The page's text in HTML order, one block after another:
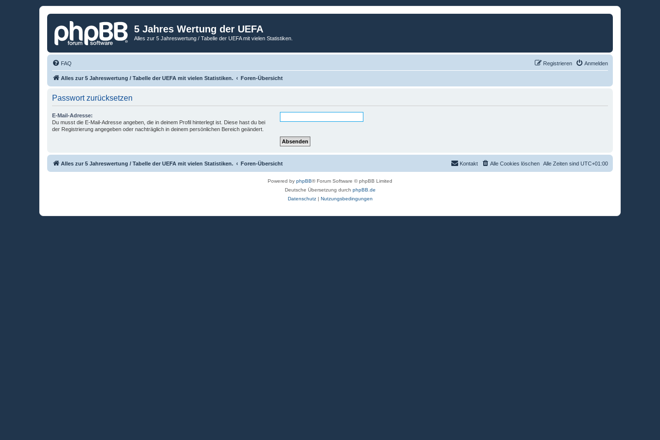
5 Jahres Wertung der UEFA
Alles zur 5 Jahreswertung / Tabelle der UEFA mit vielen Statistiken.
FAQ Anmelden
Registrieren
Alles zur 5 Jahreswertung / Tabelle der UEFA mit vielen Statistiken. Foren-Übersicht
Passwort zurücksetzen
E-Mail-Adresse:
Du musst die E-Mail-Adresse angeben, die in deinem Profil hinterlegt ist. Diese hast du bei
der Registrierung angegeben oder nachträglich in deinem persönlichen Bereich geändert.
Alles zur 5 Jahreswertung / Tabelle der UEFA mit vielen Statistiken. Foren-Übersicht Alle Zeiten sind UTC+01:00
Alle Cookies löschen
Kontakt
Powered by phpBB® Forum Software © phpBB Limited
Deutsche Übersetzung durch phpBB.de
Datenschutz| Nutzungsbedingungen